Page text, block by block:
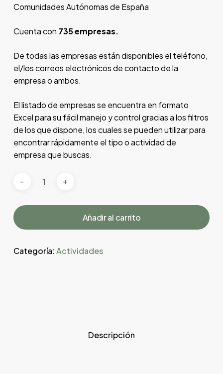
Comunidades Autónomas de España
Cuenta con 735 empresas.
De todas las empresas están disponibles el teléfono,
el/los correos electrónicos de contacto de la
empresa o ambos.
El listado de empresas se encuentra en formato
Excel para su fácil manejo y control gracias a los filtros
de los que dispone, los cuales se pueden utilizar para
encontrar rápidamente el tipo o actividad de
empresa que buscas.
Añadir al carrito
Categoría:Actividades
Descripción